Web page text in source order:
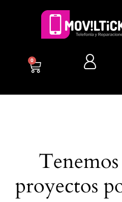
0
proyectos